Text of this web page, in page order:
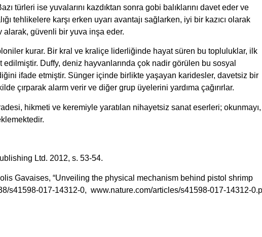
türleri ise yuvalarını kazdıktan sonra gobi balıklarını davet eder ve
tehlikelere karşı erken uyarı avantajı sağlarken, iyi bir kazıcı olarak
alarak, güvenli bir yuva inşa eder.
kurar. Bir kral ve kraliçe liderliğinde hayat süren bu topluluklar, ilk
Duffy, deniz hayvanlarında çok nadir görülen bu sosyal
ifade etmiştir. Sünger içinde birlikte yaşayan karidesler, davetsiz bir
çırparak alarm verir ve diğer grup üyelerini yardıma çağırırlar.
hikmeti ve keremiyle yaratılan nihayetsiz sanat eserleri; okunmayı,
Ltd. 2012, s. 53-54.
Gavaises, “Unveiling the physical mechanism behind pistol shrimp
s41598-017-14312-0, www.nature.com/articles/s41598-017-14312-